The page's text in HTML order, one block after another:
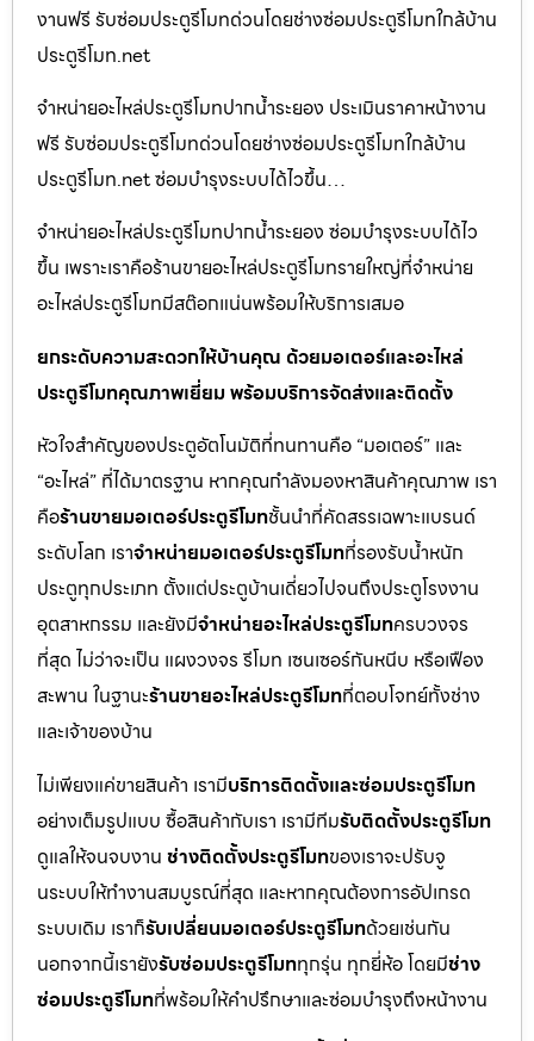
งานฟรี รับซ่อมประตูรีโมทด่วนโดยช่างซ่อมประตูรีโมทใกล้บ้าน
ประตูรีโมท.net
จำหน่ายอะไหล่ประตูรีโมทปากน้ำระยอง ประเมินราคาหน้างาน
ฟรี รับซ่อมประตูรีโมทด่วนโดยช่างซ่อมประตูรีโมทใกล้บ้าน
ประตูรีโมท.net ซ่อมบำรุงระบบได้ไวขึ้น…
จำหน่ายอะไหล่ประตูรีโมทปากน้ำระยอง ซ่อมบำรุงระบบได้ไว
ขึ้น เพราะเราคือร้านขายอะไหล่ประตูรีโมทรายใหญ่ที่จำหน่าย
อะไหล่ประตูรีโมทมีสต๊อกแน่นพร้อมให้บริการเสมอ
ยกระดับความสะดวกให้บ้านคุณ ด้วยมอเตอร์และอะไหล่
ประตูรีโมทคุณภาพเยี่ยม พร้อมบริการจัดส่งและติดตั้ง
หัวใจสำคัญของประตูอัตโนมัติที่ทนทานคือ “มอเตอร์” และ
“อะไหล่” ที่ได้มาตรฐาน หากคุณกำลังมองหาสินค้าคุณภาพ เรา
คือร้านขายมอเตอร์ประตูรีโมทชั้นนำที่คัดสรรเฉพาะแบรนด์
ระดับโลก เราจำหน่ายมอเตอร์ประตูรีโมทที่รองรับน้ำหนัก
ประตูทุกประเภท ตั้งแต่ประตูบ้านเดี่ยวไปจนถึงประตูโรงงาน
อุตสาหกรรม และยังมีจำหน่ายอะไหล่ประตูรีโมทครบวงจร
ที่สุด ไม่ว่าจะเป็น แผงวงจร รีโมท เซนเซอร์กันหนีบ หรือเฟือง
สะพาน ในฐานะร้านขายอะไหล่ประตูรีโมทที่ตอบโจทย์ทั้งช่าง
และเจ้าของบ้าน
ไม่เพียงแค่ขายสินค้า เรามีบริการติดตั้งและซ่อมประตูรีโมท
อย่างเต็มรูปแบบ ซื้อสินค้ากับเรา เรามีทีมรับติดตั้งประตูรีโมท
ดูแลให้จนจบงาน ช่างติดตั้งประตูรีโมทของเราจะปรับจู
นระบบให้ทำงานสมบูรณ์ที่สุด และหากคุณต้องการอัปเกรด
ระบบเดิม เราก็รับเปลี่ยนมอเตอร์ประตูรีโมทด้วยเช่นกัน
นอกจากนี้เรายังรับซ่อมประตูรีโมททุกรุ่น ทุกยี่ห้อ โดยมีช่าง
ซ่อมประตูรีโมทที่พร้อมให้คำปรึกษาและซ่อมบำรุงถึงหน้างาน